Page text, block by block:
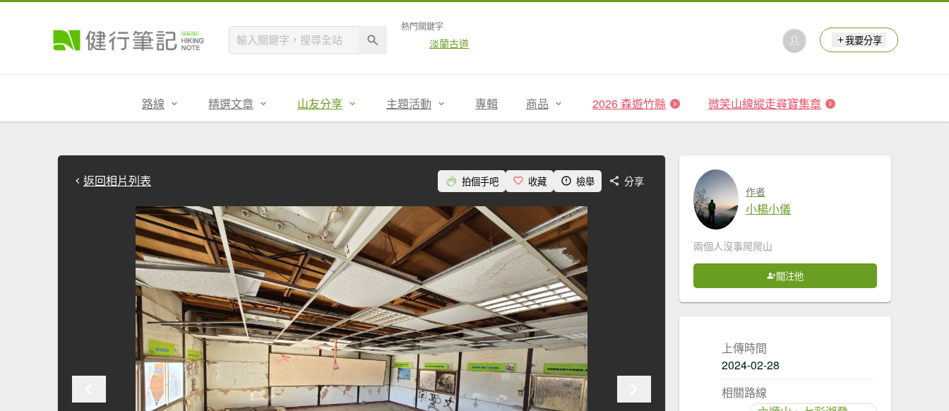
熱門關鍵字
淡蘭古道 我要分享
路線 精選文章 山友分享 主題活動 專輯 商品 2026 森遊竹縣 微笑山線縱走尋寶集章
返回相片列表 拍個手吧 收藏 檢舉 分享
作者
小楊小儀
兩個人沒事爬爬山
關注他
上傳時間
2024-02-28
相關路線